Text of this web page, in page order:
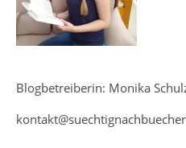
Blogbetreiberin: Monika